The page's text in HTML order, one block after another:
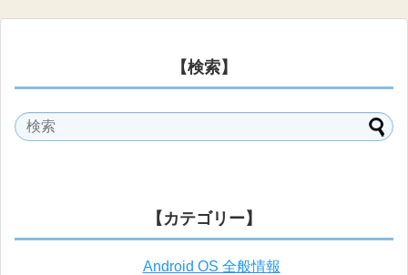
【検索】
【カテゴリー】
Android OS 全般情報